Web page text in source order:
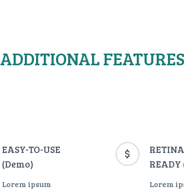
ADDITIONAL FEATURES
EASY-TO-USE
(Demo)
Lorem ipsum


RETINA
Lorem